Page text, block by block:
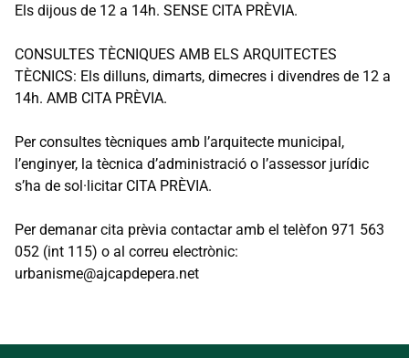
Els dijous de 12 a 14h. SENSE CITA PRÈVIA.
CONSULTES TÈCNIQUES AMB ELS ARQUITECTES
TÈCNICS: Els dilluns, dimarts, dimecres i divendres de 12 a
14h. AMB CITA PRÈVIA.
Per consultes tècniques amb l’arquitecte municipal,
l’enginyer, la tècnica d’administració o l’assessor jurídic
s’ha de sol·licitar CITA PRÈVIA.
Per demanar cita prèvia contactar amb el telèfon 971 563
052 (int 115) o al correu electrònic:
urbanisme@ajcapdepera.net